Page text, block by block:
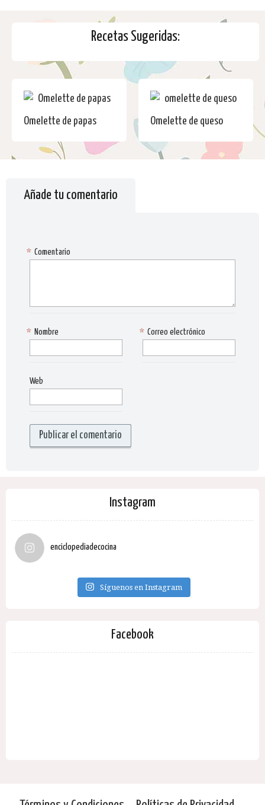
Recetas Sugeridas:
Omelette de papas Omelette de queso
Añade tu comentario
Comentario
*
Nombre
* Correo electrónico
*
Web
Instagram
enciclopediadecocina
Síguenos en Instagram
Facebook